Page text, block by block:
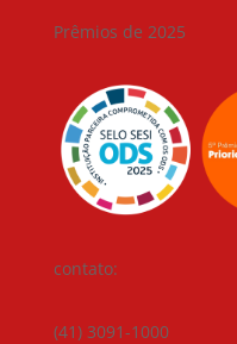
Prêmios de 2025
contato:
(41) 3091-1000